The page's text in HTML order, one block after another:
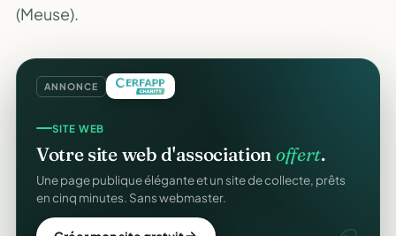
(Meuse).
ANNONCE
SITE WEB
Votre site web d'association offert.
Une page publique élégante et un site de collecte, prêts
en cinq minutes. Sans webmaster.